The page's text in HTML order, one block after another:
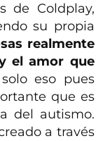
de Coldplay,
su propia
realmente
el amor que
eso pues
que es
del autismo.
a través